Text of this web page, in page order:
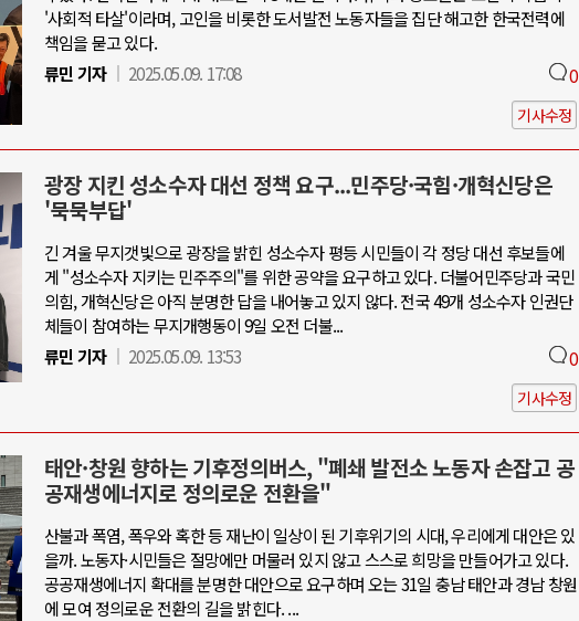
'사회적 타살'이라며, 고인을 비롯한 도서발전 노동자들을 집단 해고한 한국전력에
책임을 묻고 있다.
류민 기자
2025.05.09. 17:08 0
기사수정
광장 지킨 성소수자 대선 정책 요구...민주당·국힘·개혁신당은
'묵묵부답'
긴 겨울 무지갯빛으로 광장을 밝힌 성소수자 평등 시민들이 각 정당 대선 후보들에
게 "성소수자 지키는 민주주의"를 위한 공약을 요구하고 있다. 더불어민주당과 국민
의힘, 개혁신당은 아직 분명한 답을 내어놓고 있지 않다. 전국 49개 성소수자 인권단
체들이 참여하는 무지개행동이 9일 오전 더불...
류민 기자
2025.05.09. 13:53 0
기사수정
태안·창원 향하는 기후정의버스, "폐쇄 발전소 노동자 손잡고 공
공재생에너지로 정의로운 전환을"
산불과 폭염, 폭우와 혹한 등 재난이 일상이 된 기후위기의 시대, 우리에게 대안은 있
을까. 노동자·시민들은 절망에만 머물러 있지 않고 스스로 희망을 만들어가고 있다.
공공재생에너지 확대를 분명한 대안으로 요구하며 오는 31일 충남 태안과 경남 창원
에 모여 정의로운 전환의 길을 밝힌다. ...